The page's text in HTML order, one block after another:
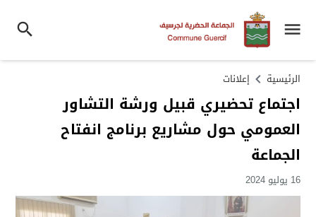
الرئيسية إعلانات
اجتماع تحضيري قبيل ورشة التشاور
العمومي حول مشاريع برنامج انفتاح
الجماعة
16 يوليو 2024